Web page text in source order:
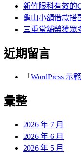
新竹眼科有效的
龜山小額借款搭
三重當舖榮獲眾
近期留言
「 WordPress 示
彙整
2026 年 7 月
2026 年 6 月
2026 年 5 月